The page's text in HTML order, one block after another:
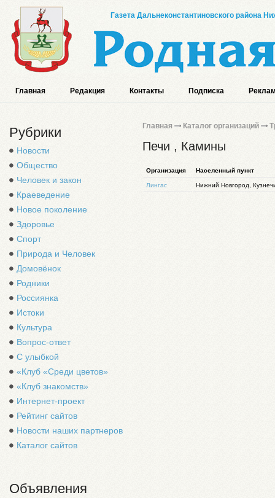
Газета Дальнеконстантиновского района
Главная Редакция Контакты Подписка
Рубрики
Новости
Общество
Человек и закон
Краеведение
Новое поколение
Здоровье
Спорт
Природа и Человек
Домовёнок
Родники
Россиянка
Истоки
Культура
Вопрос-ответ
С улыбкой
«Клуб «Среди цветов»
«Клуб знакомств»
Интернет-проект
Рейтинг сайтов
Новости наших партнеров
Каталог сайтов
Объявления
Главная Каталог организаций
Печи , Камины
Организация Населенный пункт
Лингас Нижний Новгород,